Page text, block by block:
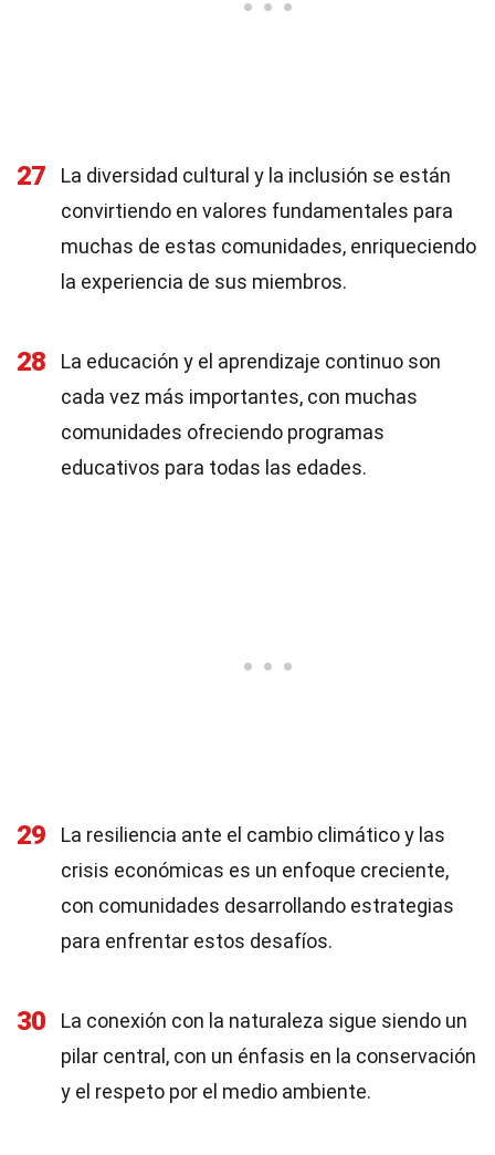
27
La diversidad cultural y la inclusión se están
convirtiendo en valores fundamentales para
muchas de estas comunidades, enriqueciendo
la experiencia de sus miembros.
28
La educación y el aprendizaje continuo son
cada vez más importantes, con muchas
comunidades ofreciendo programas
educativos para todas las edades.
29
La resiliencia ante el cambio climático y las
crisis económicas es un enfoque creciente,
con comunidades desarrollando estrategias
para enfrentar estos desafíos.
30
La conexión con la naturaleza sigue siendo un
pilar central, con un énfasis en la conservación
y el respeto por el medio ambiente.